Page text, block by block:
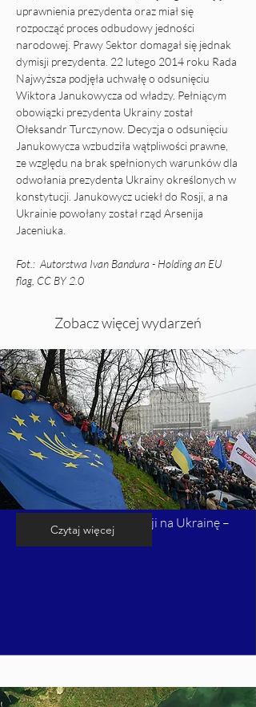
uprawnienia prezydenta oraz miał się
rozpocząć proces odbudowy jedności
narodowej. Prawy Sektor domagał się jednak
dymisji prezydenta. 22 lutego 2014 roku Rada
Najwyższa podjęła uchwałę o odsunięciu
Wiktora Janukowycza od władzy. Pełniącym
obowiązki prezydenta Ukrainy został
Ołeksandr Turczynow. Decyzja o odsunięciu
Janukowycza wzbudziła wątpliwości prawne,
ze względu na brak spełnionych warunków dla
odwołania prezydenta Ukrainy określonych w
konstytucji. Janukowycz uciekł do Rosji, a na
Ukrainie powołany został rząd Arsenija
Jaceniuka.
Fot.:  Autorstwa Ivan Bandura - Holding an EU
flag, CC BY 2.0
Zobacz więcej wydarzeń
Kalendarium inwazji Rosji na Ukrainę –
Czytaj więcej